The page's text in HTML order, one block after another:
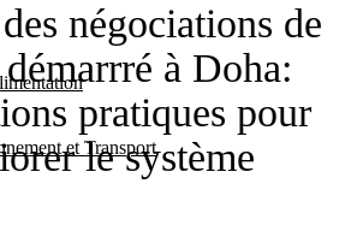
et Transport
négociations de
à Doha:
pratiques pour
le système